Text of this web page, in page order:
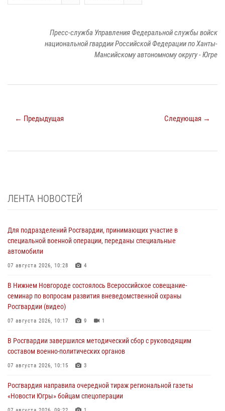
Пресс-служба Управления Федеральной службы войск
национальной гвардии Российской Федерации по Ханты-
Мансийскому автономному округу - Югре
← Предыдущая Следующая →
ЛЕНТА НОВОСТЕЙ
Для подразделений Росгвардии, принимающих участие в
специальной военной операции, переданы специальные
автомобили
07 августа 2026, 10:28 4
В Нижнем Новгороде состоялось Всероссийское совещание-
семинар по вопросам развития вневедомственной охраны
Росгвардии (видео)
07 августа 2026, 10:17 9 1
В Росгвардии завершился методический сбор с руководящим
составом военно-политических органов
07 августа 2026, 10:15 3
Росгвардия направила очередной тираж региональной газеты
«Новости Югры» бойцам спецоперации